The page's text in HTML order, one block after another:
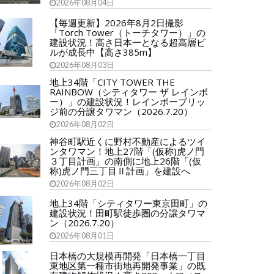
2026年08月04日
【毎週更新】2026年8月2日撮影
「Torch Tower（トーチタワー）」の
建設状況！高さ日本一となる超高層ビ
ルが成長中【高さ385m】
2026年08月03日
地上34階「CITY TOWER THE
RAINBOW（シティタワー ザ レインボ
ー）」の建設状況！レインボーブリッ
ジ前の分譲タワマン（2026.7.20）
2026年08月02日
神谷町駅近くに野村不動産によるツイ
ンタワマン！地上27階「(仮称)虎ノ門
３丁目計画」の南側に地上26階「(仮
称)虎ノ門三丁目Ⅱ計画」を建設へ
2026年08月02日
地上34階「シティタワー東京田町」の
建設状況！田町駅徒歩圏の分譲タワマ
ン（2026.7.20）
2026年08月01日
日本橋の大規模再開発「日本橋一丁目
東地区第一種市街地再開発事業」の既